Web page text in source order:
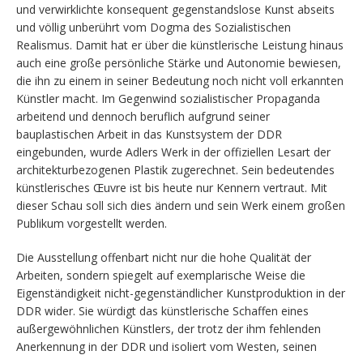
und verwirklichte konsequent gegenstandslose Kunst abseits
und völlig unberührt vom Dogma des Sozialistischen
Realismus. Damit hat er über die künstlerische Leistung hinaus
auch eine große persönliche Stärke und Autonomie bewiesen,
die ihn zu einem in seiner Bedeutung noch nicht voll erkannten
Künstler macht. Im Gegenwind sozialistischer Propaganda
arbeitend und dennoch beruflich aufgrund seiner
bauplastischen Arbeit in das Kunstsystem der DDR
eingebunden, wurde Adlers Werk in der offiziellen Lesart der
architekturbezogenen Plastik zugerechnet. Sein bedeutendes
künstlerisches Œuvre ist bis heute nur Kennern vertraut. Mit
dieser Schau soll sich dies ändern und sein Werk einem großen
Publikum vorgestellt werden.
Die Ausstellung offenbart nicht nur die hohe Qualität der
Arbeiten, sondern spiegelt auf exemplarische Weise die
Eigenständigkeit nicht-gegenständlicher Kunstproduktion in der
DDR wider. Sie würdigt das künstlerische Schaffen eines
außergewöhnlichen Künstlers, der trotz der ihm fehlenden
Anerkennung in der DDR und isoliert vom Westen, seinen